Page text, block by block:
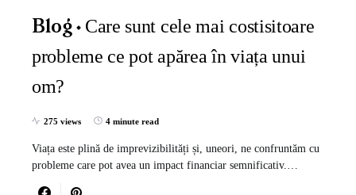
Blog
Care sunt cele mai costisitoare
probleme ce pot apărea în viața unui
om?
275 views 4 minute read
Viața este plină de imprevizibilități și, uneori, ne confruntăm cu
probleme care pot avea un impact financiar semnificativ.…